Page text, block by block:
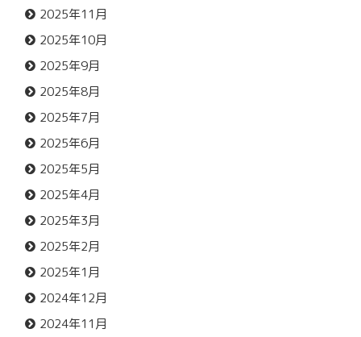
2025年11月
2025年10月
2025年9月
2025年8月
2025年7月
2025年6月
2025年5月
2025年4月
2025年3月
2025年2月
2025年1月
2024年12月
2024年11月